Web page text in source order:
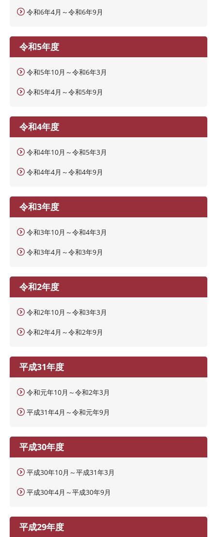
令和6年4月～令和6年9月
令和5年度
令和5年10月～令和6年3月
令和5年4月～令和5年9月
令和4年度
令和4年10月～令和5年3月
令和4年4月～令和4年9月
令和3年度
令和3年10月～令和4年3月
令和3年4月～令和3年9月
令和2年度
令和2年10月～令和3年3月
令和2年4月～令和2年9月
平成31年度
令和元年10月～令和2年3月
平成31年4月～令和元年9月
平成30年度
平成30年10月～平成31年3月
平成30年4月～平成30年9月
平成29年度